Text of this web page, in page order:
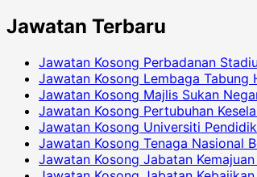
Jawatan Terbaru
Jawatan Kosong Perbadanan
Jawatan Kosong Lembaga Tabung
Jawatan Kosong Majlis Sukan
Jawatan Kosong Pertubuhan
Jawatan Kosong Universiti
Jawatan Kosong Tenaga Nasional
Jawatan Kosong Jabatan